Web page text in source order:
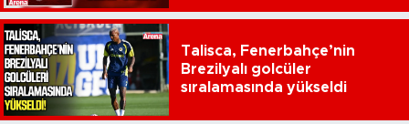
Talisca, Fenerbahçe’nin
Brezilyalı golcüler
sıralamasında yükseldi